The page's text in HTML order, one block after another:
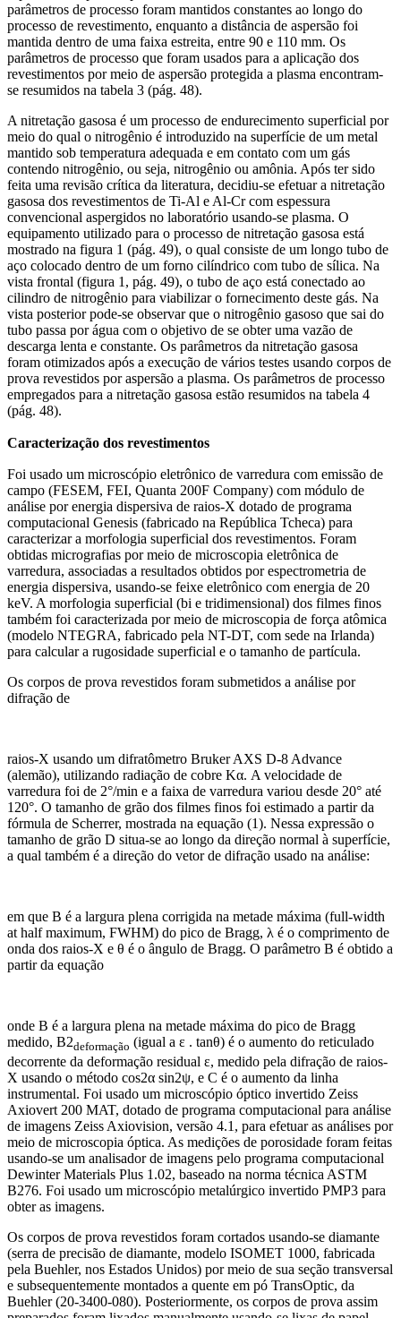
parâmetros de processo foram mantidos constantes ao longo do
processo de revestimento, enquanto a distância de aspersão foi
mantida dentro de uma faixa estreita, entre 90 e 110 mm. Os
parâmetros de processo que foram usados para a aplicação dos
revestimentos por meio de aspersão protegida a plasma encontram-
se resumidos na tabela 3 (pág. 48).
A nitretação gasosa é um processo de endurecimento superficial por
meio do qual o nitrogênio é introduzido na superfície de um metal
mantido sob temperatura adequada e em contato com um gás
contendo nitrogênio, ou seja, nitrogênio ou amônia. Após ter sido
feita uma revisão crítica da literatura, decidiu-se efetuar a nitretação
gasosa dos revestimentos de Ti-Al e Al-Cr com espessura
convencional aspergidos no laboratório usando-se plasma. O
equipamento utilizado para o processo de nitretação gasosa está
mostrado na figura 1 (pág. 49), o qual consiste de um longo tubo de
aço colocado dentro de um forno cilíndrico com tubo de sílica. Na
vista frontal (figura 1, pág. 49), o tubo de aço está conectado ao
cilindro de nitrogênio para viabilizar o fornecimento deste gás. Na
vista posterior pode-se observar que o nitrogênio gasoso que sai do
tubo passa por água com o objetivo de se obter uma vazão de
descarga lenta e constante. Os parâmetros da nitretação gasosa
foram otimizados após a execução de vários testes usando corpos de
prova revestidos por aspersão a plasma. Os parâmetros de processo
empregados para a nitretação gasosa estão resumidos na tabela 4
(pág. 48).
Caracterização dos revestimentos
Foi usado um microscópio eletrônico de varredura com emissão de
campo (FESEM, FEI, Quanta 200F Company) com módulo de
análise por energia dispersiva de raios-X dotado de programa
computacional Genesis (fabricado na República Tcheca) para
caracterizar a morfologia superficial dos revestimentos. Foram
obtidas micrografias por meio de microscopia eletrônica de
varredura, associadas a resultados obtidos por espectrometria de
energia dispersiva, usando-se feixe eletrônico com energia de 20
keV. A morfologia superficial (bi e tridimensional) dos filmes finos
também foi caracterizada por meio de microscopia de força atômica
(modelo NTEGRA, fabricado pela NT-DT, com sede na Irlanda)
para calcular a rugosidade superficial e o tamanho de partícula.
Os corpos de prova revestidos foram submetidos a análise por
difração de
raios-X usando um difratômetro Bruker AXS D-8 Advance
(alemão), utilizando radiação de cobre Kα. A velocidade de
varredura foi de 2°/min e a faixa de varredura variou desde 20° até
120°. O tamanho de grão dos filmes finos foi estimado a partir da
fórmula de Scherrer, mostrada na equação (1). Nessa expressão o
tamanho de grão D situa-se ao longo da direção normal à superfície,
a qual também é a direção do vetor de difração usado na análise:
em que B é a largura plena corrigida na metade máxima (full-width
at half maximum, FWHM) do pico de Bragg, λ é o comprimento de
onda dos raios-X e θ é o ângulo de Bragg. O parâmetro B é obtido a
partir da equação
onde B é a largura plena na metade máxima do pico de Bragg
medido, B2deformação (igual a ε . tanθ) é o aumento do reticulado
decorrente da deformação residual ε, medido pela difração de raios-
X usando o método cos2α sin2ψ, e C é o aumento da linha
instrumental. Foi usado um microscópio óptico invertido Zeiss
Axiovert 200 MAT, dotado de programa computacional para análise
de imagens Zeiss Axiovision, versão 4.1, para efetuar as análises por
meio de microscopia óptica. As medições de porosidade foram feitas
usando-se um analisador de imagens pelo programa computacional
Dewinter Materials Plus 1.02, baseado na norma técnica ASTM
B276. Foi usado um microscópio metalúrgico invertido PMP3 para
obter as imagens.
Os corpos de prova revestidos foram cortados usando-se diamante
(serra de precisão de diamante, modelo ISOMET 1000, fabricada
pela Buehler, nos Estados Unidos) por meio de sua seção transversal
e subsequentemente montados a quente em pó TransOptic, da
Buehler (20-3400-080). Posteriormente, os corpos de prova assim